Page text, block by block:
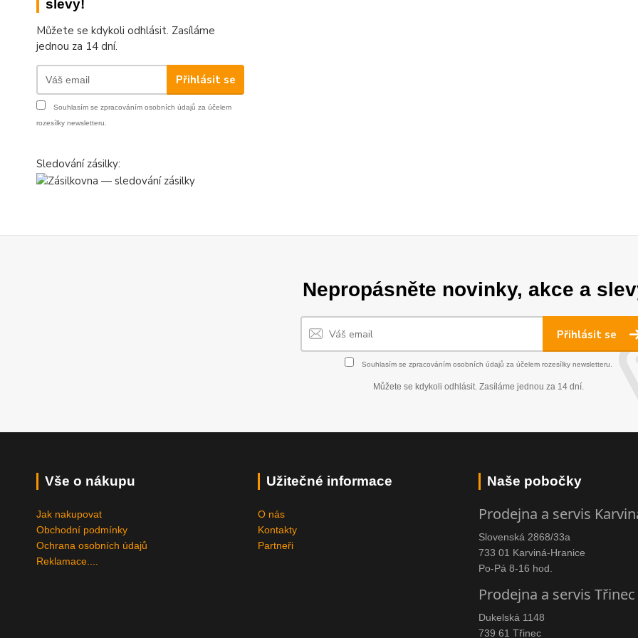
slevy!
Můžete se kdykoli odhlásit. Zasíláme
jednou za 14 dní.
Přihlásit se
Souhlasím se zpracováním osobních údajů za účelem
rozesílky newsletteru.
Sledování zásilky:
Nepropásněte novinky, akce a
Přihlásit se
Souhlasím se zpracováním osobních údajů za účelem rozesílky newsletteru.
Můžete se kdykoli odhlásit. Zasíláme jednou za 14 dní.
Vše o nákupu
Jak nakupovat
Obchodní podmínky
Ochrana osobních údajů
Reklamace....
Užitečné informace
O nás
Kontakty
Partneři
Naše pobočky
Prodejna a servis
Slovenská 2868/33a
733 01 Karviná-Hranice
Po-Pá 8-16 hod.
Prodejna a servis Třinec
Dukelská 1148
739 61 Třinec